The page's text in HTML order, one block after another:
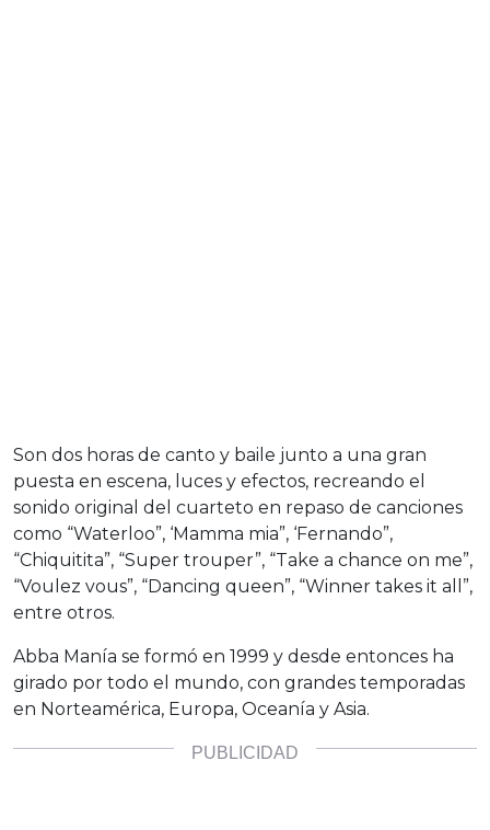
Son dos horas de canto y baile junto a una gran
puesta en escena, luces y efectos, recreando el
sonido original del cuarteto en repaso de canciones
como “Waterloo”, ‘Mamma mia”, ‘Fernando”,
“Chiquitita”, “Super trouper”, “Take a chance on me”,
“Voulez vous”, “Dancing queen”, “Winner takes it all”,
entre otros.
Abba Manía se formó en 1999 y desde entonces ha
girado por todo el mundo, con grandes temporadas
en Norteamérica, Europa, Oceanía y Asia.